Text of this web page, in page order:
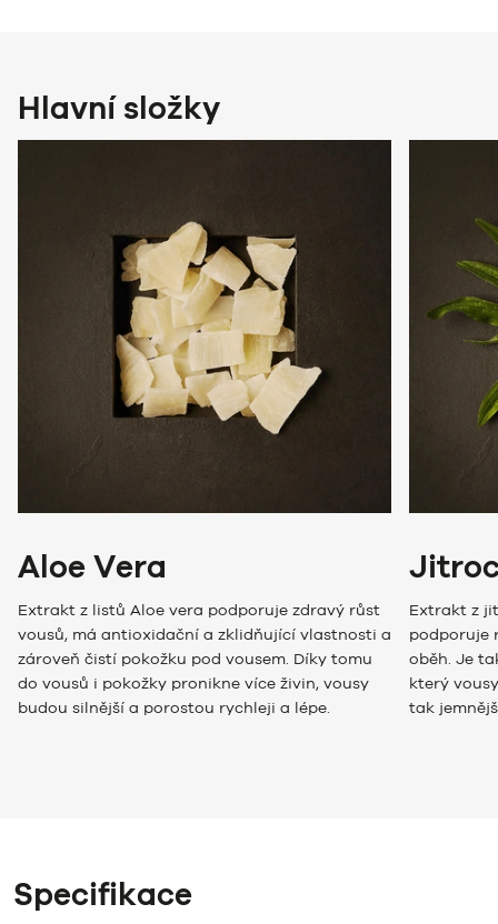
Hlavní složky
Aloe Vera
Extrakt z listů Aloe vera podporuje zdravý růst
vousů, má antioxidační a zklidňující vlastnosti a
zároveň čistí pokožku pod vousem. Díky tomu
do vousů i pokožky pronikne více živin, vousy
budou silnější a porostou rychleji a lépe.
Extrakt z
podporuje
oběh. Je
který
tak
Specifikace